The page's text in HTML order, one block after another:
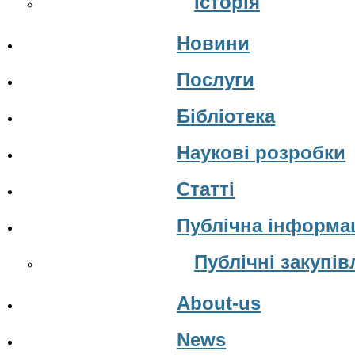
Новини
Послуги
Бібліотека
Наукові розробки
Статті
Публічна
Публічні
About-us
News